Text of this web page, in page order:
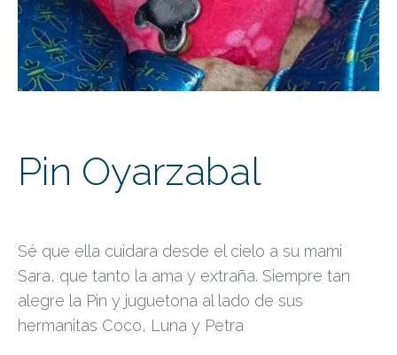
Pin Oyarzabal
Sé que ella cuidara desde el cielo a su mami
Sara, que tanto la ama y extraña. Siempre tan
alegre la Pin y juguetona al lado de sus
hermanitas Coco, Luna y Petra